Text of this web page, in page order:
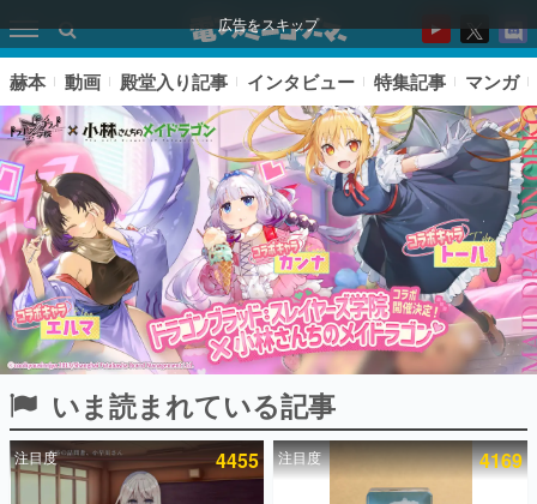
広告をスキップ
ピックアップ
電ファミのいま読まれている記事ランキング
赫本 動画 殿堂入り記事 インタビュー 特集記事 マンガ
いま読まれている記事
注目度 4455 注目度 4169